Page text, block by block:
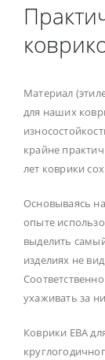
Материал
для наших
крайне
лет коврики
Основываясь
опыте
выделить
изделиях не
ухаживать за
Коврики ЕВА